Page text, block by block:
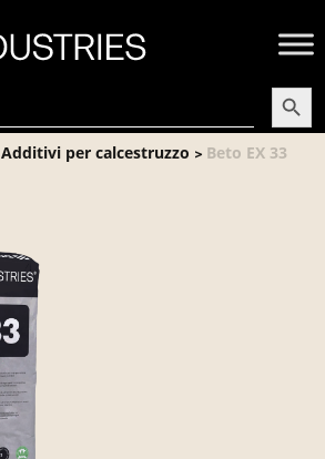
Search
Additivi per calcestruzzo > Beto EX 33